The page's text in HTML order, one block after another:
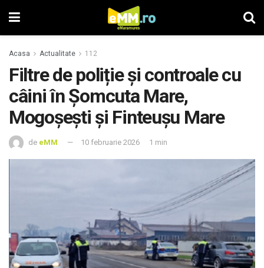
Acasa Actualitate 112
Filtre de poliție și controale cu
câini în Șomcuta Mare,
Mogoșești și Finteușu Mare
de eMM 10 februarie 2026 1 min